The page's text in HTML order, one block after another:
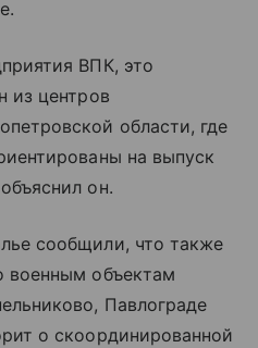
ВПК, это
из центров
области, где
на выпуск
он.
сообщили, что также
военным объектам
Павлограде
о скоординированной